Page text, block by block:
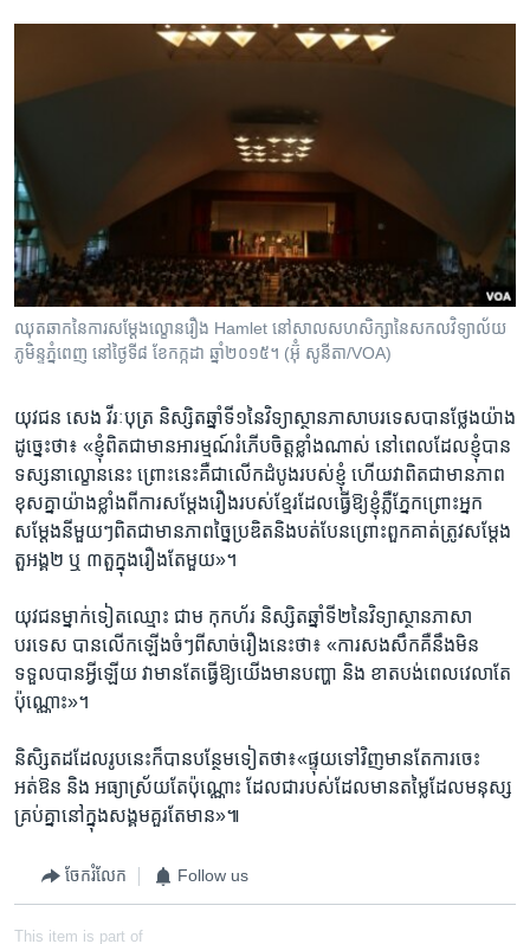
ឈុតឆាក​នៃ​ការសម្តែង​ល្ខោន​រឿង​ Hamlet នៅ​សាល​សហសិក្សា​នៃ​សកល​វិទ្យាល័យ​
ភូមិន្ទ​ភ្នំពេញ​ នៅ​ថ្ងៃទី៨​ ខែកក្កដា​ ឆ្នាំ២០១៥។ ​(​អ៊ុំ​ សូនីតា/VOA​)
យុវជន​ សេង​ វីរៈបុត្រ​ និស្សិត​ឆ្នាំ​ទី១​នៃ​វិទ្យាស្ថាន​ភាសា​បរទេស​បាន​ថ្លែង​យ៉ាង​
ដូច្នេះថា​៖ «ខ្ញុំ​ពិត​ជា​មាន​អារម្មណ៍​រំភើប​ចិត្ត​ខ្លាំងណាស់​ នៅ​ពេល​ដែល​ខ្ញុំ​បាន​
ទស្សនា​ល្ខោន​នេះ​ ព្រោះ​នេះ​គឺ​ជា​លើក​ដំបូង​របស់​ខ្ញុំ​ ហើយ​វា​ពិត​ជា​មាន​ភាព​
ខុស​គ្នា​យ៉ាង​ខ្លាំង​ពី​ការ​សម្តែង​រឿង​របស់​ខ្មែរ​ដែល​ធ្វើ​ឱ្យ​ខ្ញុំ​ភ្លឺ​ភ្នែក​ព្រោះ​អ្នក​
សម្តែង​នីមួយៗ​ពិត​ជា​មាន​ភាព​ច្នៃប្រឌិត​និង​បត់បែន​ព្រោះ​ពួក​គាត់​ត្រូវ​សម្តែង​
តួអង្គ​២​ ឬ​ ៣​តួ​ក្នុង​រឿង​តែ​មួយ»​។ ​
យុវជន​ម្នាក់​ទៀត​ឈ្មោះ​ ជាម​ កុកហ័រ​ និស្សិត​ឆ្នាំទី២​នៃ​វិទ្យាស្ថាន​ភាសា​
បរទេស​ បាន​លើក​ឡើង​ចំៗ​ពី​សាច់​រឿង​នេះ​ថា​៖ «​ការ​សងសឹក​គឺ​នឹង​មិន​
ទទួល​បាន​អ្វី​ឡើយ​ វា​មាន​តែ​ធ្វើ​ឱ្យ​យើង​មាន​បញ្ហា​ និង​ ខាត​បង់​ពេល​វេលា​តែ​
ប៉ុណ្ណោះ»។​
និសិ្សត​ដដែល​រូប​នេះ​ក៏​បាន​បន្ថែម​ទៀត​ថា៖​«ផ្ទុយ​ទៅ​វិញ​មាន​តែ​ការ​ចេះ​
អត់ឱន​ និង​ អធ្យា​ស្រ័យ​តែ​ប៉ុណ្ណោះ​ ដែល​ជា​របស់​ដែល​មាន​តម្លៃ​ដែល​មនុស្ស​
គ្រប់​គ្នា​នៅ​ក្នុង​សង្គម​គួរ​តែ​មាន»៕
ចែករំលែក Follow us
This item is part of